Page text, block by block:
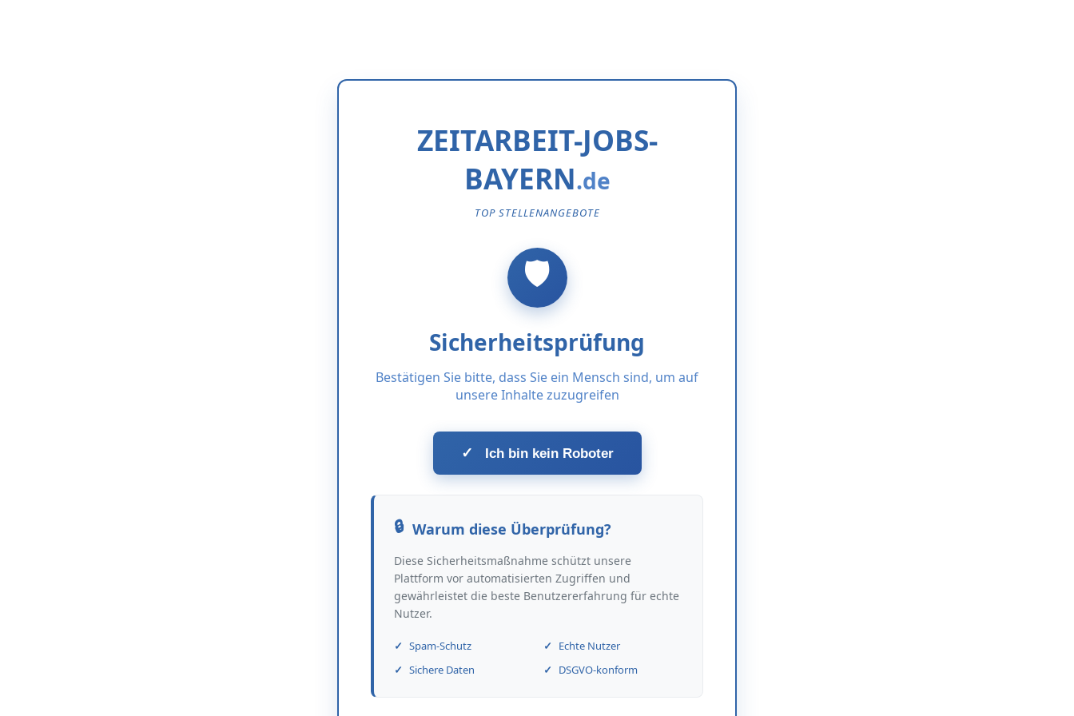
ZEITARBEIT-JOBS-
BAYERN
TOP STELLENANGEBOTE
Sicherheitsprüfung
Bestätigen Sie bitte, dass Sie ein Mensch sind, um auf
unsere Inhalte zuzugreifen
✓ Ich bin kein Roboter
Warum diese Überprüfung?
Diese Sicherheitsmaßnahme schützt unsere
Plattform vor automatisierten Zugriffen und
gewährleistet die beste Benutzererfahrung für echte
Nutzer.
Spam-Schutz
Echte Nutzer
Sichere Daten
DSGVO-konform